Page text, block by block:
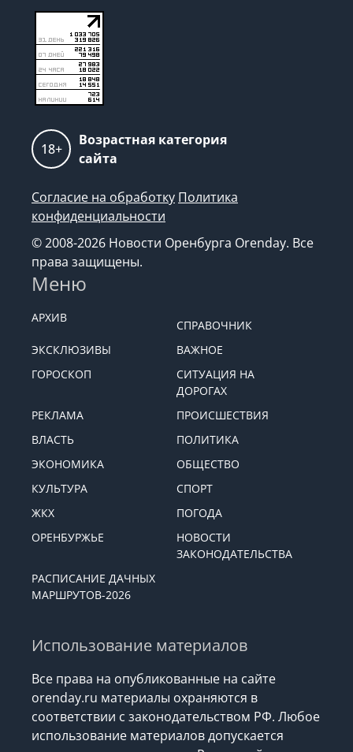
18+
Возрастная категория
сайта
Согласие на обработку Политика
конфиденциальности
© 2008-2026 Новости Оренбурга Orenday. Все
права защищены.
Меню
АРХИВ
СПРАВОЧНИК
ЭКСКЛЮЗИВЫ
ВАЖНОЕ
ГОРОСКОП
СИТУАЦИЯ НА
ДОРОГАХ
РЕКЛАМА
ПРОИСШЕСТВИЯ
ВЛАСТЬ
ПОЛИТИКА
ЭКОНОМИКА
ОБЩЕСТВО
КУЛЬТУРА
СПОРТ
ЖКХ
ПОГОДА
ОРЕНБУРЖЬЕ
НОВОСТИ
ЗАКОНОДАТЕЛЬСТВА
РАСПИСАНИЕ ДАЧНЫХ
МАРШРУТОВ-2026
Использование материалов
Все права на опубликованные на сайте
orenday.ru материалы охраняются в
соответствии с законодательством РФ. Любое
использование материалов допускается